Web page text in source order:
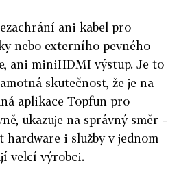
ani kabel pro
nebo externího pevného
ani miniHDMI výstup. Je to
skutečnost, že je na
aplikace Topfun pro
ukazuje na správný směr –
hardware i služby v jednom
velcí výrobci.